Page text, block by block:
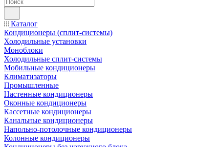
Каталог
Кондиционеры (сплит-системы)
Холодильные установки
Моноблоки
Холодильные сплит-системы
Мобильные кондиционеры
Климатизаторы
Промышленные
Настенные кондиционеры
Оконные кондиционеры
Кассетные кондиционеры
Канальные кондиционеры
Напольно-потолочные кондиционеры
Колонные кондиционеры